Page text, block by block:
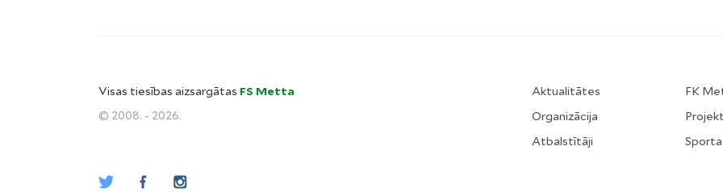
Visas tiesības aizsargātas FS Metta
© 2008. - 2026.
Aktualitātes
Organizācija
Atbalstītāji
FK